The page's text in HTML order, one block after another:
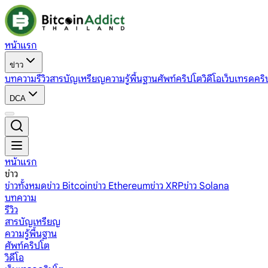
หน้าแรก
ข่าว
บทความรีวิวสารบัญเหรียญความรู้พื้นฐานศัพท์คริปโตวิดีโอเว็บเทรดค
DCA
หน้าแรก
ข่าว
ข่าวทั้งหมดข่าว Bitcoinข่าว Ethereumข่าว XRPข่าว Solana
บทความ
รีวิว
สารบัญเหรียญ
ความรู้พื้นฐาน
ศัพท์คริปโต
วิดีโอ